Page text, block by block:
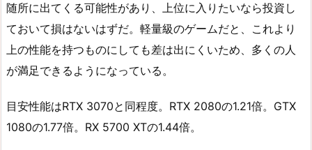
随所に出てくる可能性があり、上位に入りたいなら投資し
ておいて損はないはずだ。軽量級のゲームだと、これより
上の性能を持つものにしても差は出にくいため、多くの人
が満足できるようになっている。
目安性能はRTX 3070と同程度。RTX 2080の1.21倍。GTX
1080の1.77倍。RX 5700 XTの1.44倍。